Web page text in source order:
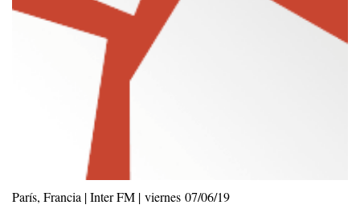
París, Francia | Inter FM | viernes 07/06/19